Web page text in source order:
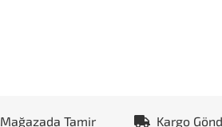
Mağazada Tamir Kargo